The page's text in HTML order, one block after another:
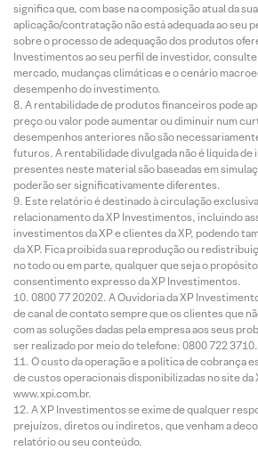
significa que, com base na composição atual da
aplicação/contratação não está adequada ao seu
sobre o processo de adequação dos produtos
Investimentos ao seu perfil de investidor, consulte
mercado, mudanças climáticas e o cenário
desempenho do investimento.
A rentabilidade de produtos financeiros pode
preço ou valor pode aumentar ou diminuir num
desempenhos anteriores não são
futuros. A rentabilidade divulgada não é líquida
presentes neste material são baseadas em
poderão ser significativamente diferentes.
Este relatório é destinado à circulação
relacionamento da XP Investimentos, incluindo
investimentos da XP e clientes da XP, podendo
da XP. Fica proibida sua reprodução ou
no todo ou em parte, qualquer que seja o
consentimento expresso da XP Investimentos.
0800 77 20202. A Ouvidoria da XP
de canal de contato sempre que os clientes que
com as soluções dadas pela empresa aos seus
ser realizado por meio do telefone: 0800 722 3710.
O custo da operação e a política de cobrança
de custos operacionais disponibilizadas no site da
www.xpi.com.br.
A XP Investimentos se exime de qualquer
prejuízos, diretos ou indiretos, que venham a
relatório ou seu conteúdo.